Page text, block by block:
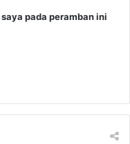
pada peramban ini